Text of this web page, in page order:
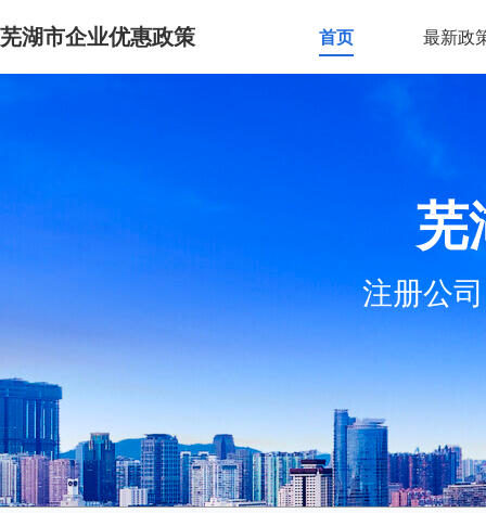
芜湖市企业优惠政策 首页 最新政
芜
注册公